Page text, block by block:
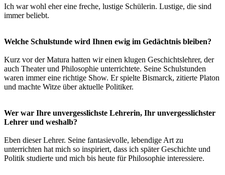
Ich war wohl eher eine freche, lustige Schülerin. Lustige, die sind
immer beliebt.
Welche Schulstunde wird Ihnen ewig im Gedächtnis bleiben?
Kurz vor der Matura hatten wir einen klugen Geschichtslehrer, der
auch Theater und Philosophie unterrichtete. Seine Schulstunden
waren immer eine richtige Show. Er spielte Bismarck, zitierte Platon
und machte Witze über aktuelle Politiker.
Wer war Ihre unvergesslichste Lehrerin, Ihr unvergesslichster
Lehrer und weshalb?
Eben dieser Lehrer. Seine fantasievolle, lebendige Art zu
unterrichten hat mich so inspiriert, dass ich später Geschichte und
Politik studierte und mich bis heute für Philosophie interessiere.